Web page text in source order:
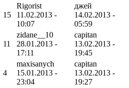
15
Rigorist
11.02.2013 -
10:07
джей
14.02.2013 -
05:59
11
zidane__10
28.01.2013 -
17:11
capitan
13.02.2013 -
19:45
4
maxisanych
15.01.2013 -
23:04
capitan
13.02.2013 -
19:27